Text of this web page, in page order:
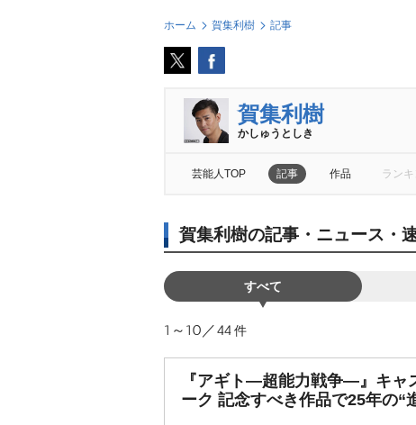
ホーム 賀集利樹 記事
賀集利樹
かしゅうとしき
芸能人TOP 記事 作品 ラン
賀集利樹の記事・ニュース・
すべて
1～10／44件
『アギト―超能力戦争―』キャ
ーク 記念すべき作品で25年の“